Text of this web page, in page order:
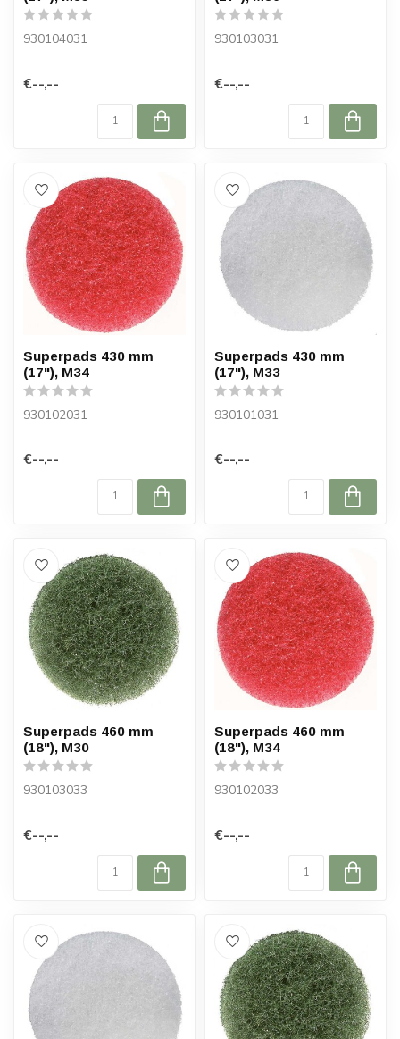
930104031
€--,--
930103031
€--,--
Superpads 430 mm
(17"), M34
930102031
€--,--
Superpads 430 mm
(17"), M33
930101031
€--,--
Superpads 460 mm
(18"), M30
930103033
€--,--
Superpads 460 mm
(18"), M34
930102033
€--,--